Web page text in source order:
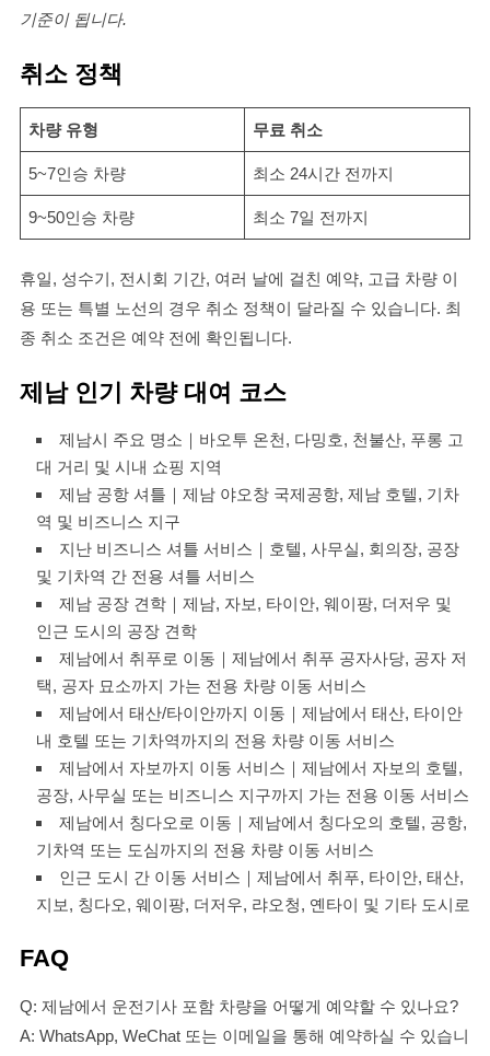
기준이 됩니다.
취소 정책
차량 유형 무료 취소
5~7인승 차량 최소 24시간 전까지
9~50인승 차량 최소 7일 전까지
휴일, 성수기, 전시회 기간, 여러 날에 걸친 예약, 고급 차량 이
용 또는 특별 노선의 경우 취소 정책이 달라질 수 있습니다. 최
종 취소 조건은 예약 전에 확인됩니다.
제남 인기 차량 대여 코스
제남시 주요 명소｜바오투 온천, 다밍호, 천불산, 푸롱 고
대 거리 및 시내 쇼핑 지역
제남 공항 셔틀｜제남 야오창 국제공항, 제남 호텔, 기차
역 및 비즈니스 지구
지난 비즈니스 셔틀 서비스｜호텔, 사무실, 회의장, 공장
및 기차역 간 전용 셔틀 서비스
제남 공장 견학｜제남, 자보, 타이안, 웨이팡, 더저우 및
인근 도시의 공장 견학
제남에서 취푸로 이동｜제남에서 취푸 공자사당, 공자 저
택, 공자 묘소까지 가는 전용 차량 이동 서비스
제남에서 태산/타이안까지 이동｜제남에서 태산, 타이안
내 호텔 또는 기차역까지의 전용 차량 이동 서비스
제남에서 자보까지 이동 서비스｜제남에서 자보의 호텔,
공장, 사무실 또는 비즈니스 지구까지 가는 전용 이동 서비스
제남에서 칭다오로 이동｜제남에서 칭다오의 호텔, 공항,
기차역 또는 도심까지의 전용 차량 이동 서비스
인근 도시 간 이동 서비스｜제남에서 취푸, 타이안, 태산,
지보, 칭다오, 웨이팡, 더저우, 랴오청, 옌타이 및 기타 도시로
FAQ
Q: 제남에서 운전기사 포함 차량을 어떻게 예약할 수 있나요?
A: WhatsApp, WeChat 또는 이메일을 통해 예약하실 수 있습니